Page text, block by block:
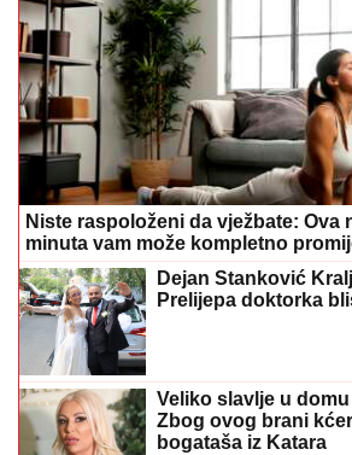
Niste raspoloženi da vježbate: Ova
minuta vam može kompletno
Dejan Stanković
Prelijepa doktorka
Veliko slavlje u
Zbog ovog brani
bogataša iz Katara